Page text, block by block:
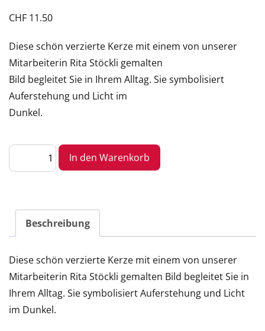
CHF 11.50
Diese schön verzierte Kerze mit einem von unserer
Mitarbeiterin Rita Stöckli gemalten
Bild begleitet Sie in Ihrem Alltag. Sie symbolisiert
Auferstehung und Licht im
Dunkel.
Auferstehungskerze
Tischkerze
In den Warenkorb
Beschreibung
Diese schön verzierte Kerze mit einem von unserer
Mitarbeiterin Rita Stöckli gemalten Bild begleitet Sie in
Ihrem Alltag. Sie symbolisiert Auferstehung und Licht
im Dunkel.